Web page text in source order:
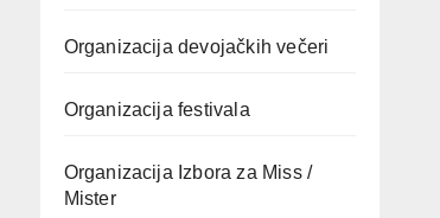
Organizacija devojačkih večeri
Organizacija festivala
Organizacija Izbora za Miss /
Mister